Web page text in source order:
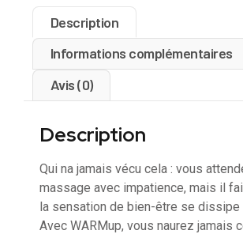
Description
Informations complémentaires
Avis (0)
Description
Qui na jamais vécu cela : vous
massage avec impatience, mais il
la sensation de bien-être se dissipe
Avec WARMup, vous naurez jamais